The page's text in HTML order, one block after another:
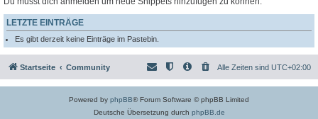
LETZTE EINTRÄGE
Es gibt derzeit keine Einträge im Pastebin.
Startseite Community Alle Zeiten sind UTC+02:00
Powered by phpBB® Forum Software © phpBB Limited
Deutsche Übersetzung durch phpBB.de